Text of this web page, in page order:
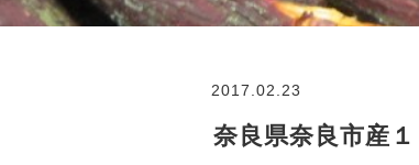
2017.02.23
奈良県奈良市産